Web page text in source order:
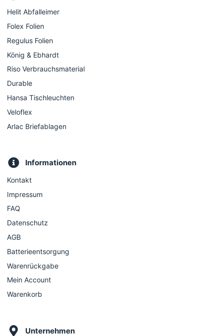
Helit Abfalleimer
Folex Folien
Regulus Folien
König & Ebhardt
Riso Verbrauchsmaterial
Durable
Hansa Tischleuchten
Veloflex
Arlac Briefablagen
Informationen
Kontakt
Impressum
FAQ
Datenschutz
AGB
Batterieentsorgung
Warenrückgabe
Mein Account
Warenkorb
Unternehmen